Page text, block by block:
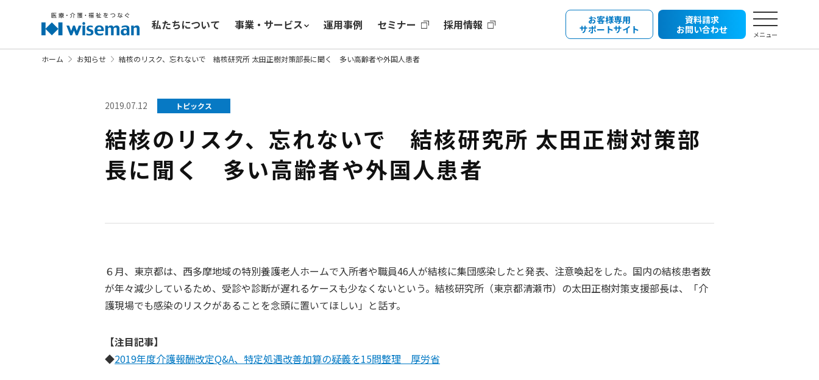
私たちについて 事業・サービス 運用事例 セミナー 採用情報
お客様専用
サポートサイト
資料請求
お問い合わせ
メニュー
ホーム お知らせ 結核のリスク、忘れないで 結核研究所 太田正樹対策部長に聞く 多い高齢者や外国人患者
2019.07.12 トピックス
結核のリスク、忘れないで 結核研究所 太田正樹対策部
長に聞く 多い高齢者や外国人患者
６月、東京都は、西多摩地域の特別養護老人ホームで入所者や職員46人が結核に集団感染したと発表、注意喚起をした。国内の結核患者数
が年々減少しているため、受診や診断が遅れるケースも少なくないという。結核研究所（東京都清瀬市）の太田正樹対策支援部長は、「介
護現場でも感染のリスクがあることを念頭に置いてほしい」と話す。
【注目記事】
◆2019年度介護報酬改定Q&A、特定処遇改善加算の疑義を15問整理 厚労省